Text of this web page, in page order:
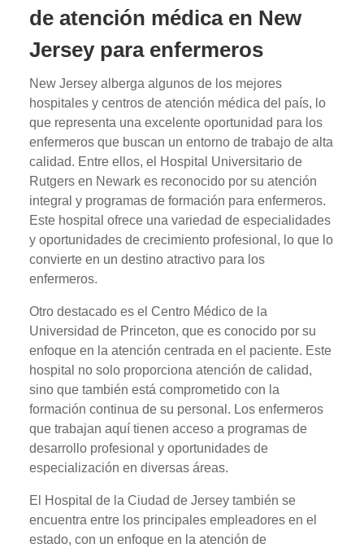
de atención médica en New
Jersey para enfermeros
New Jersey alberga algunos de los mejores
hospitales y centros de atención médica del país, lo
que representa una excelente oportunidad para los
enfermeros que buscan un entorno de trabajo de alta
calidad. Entre ellos, el Hospital Universitario de
Rutgers en Newark es reconocido por su atención
integral y programas de formación para enfermeros.
Este hospital ofrece una variedad de especialidades
y oportunidades de crecimiento profesional, lo que lo
convierte en un destino atractivo para los
enfermeros.
Otro destacado es el Centro Médico de la
Universidad de Princeton, que es conocido por su
enfoque en la atención centrada en el paciente. Este
hospital no solo proporciona atención de calidad,
sino que también está comprometido con la
formación continua de su personal. Los enfermeros
que trabajan aquí tienen acceso a programas de
desarrollo profesional y oportunidades de
especialización en diversas áreas.
El Hospital de la Ciudad de Jersey también se
encuentra entre los principales empleadores en el
estado, con un enfoque en la atención de